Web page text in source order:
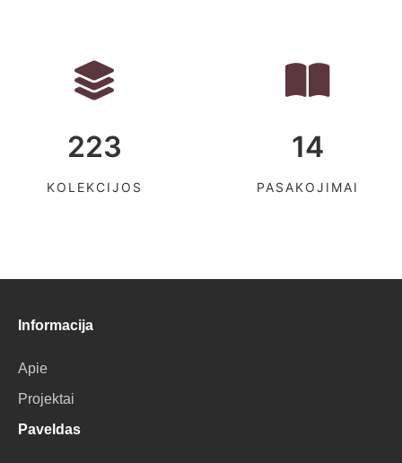
223
KOLEKCIJOS
14
PASAKOJIMAI
Informacija
Apie
Projektai
Paveldas